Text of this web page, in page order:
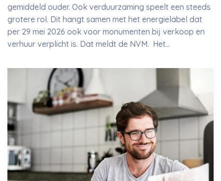
gemiddeld ouder. Ook verduurzaming speelt een steeds
grotere rol. Dit hangt samen met het energielabel dat
per 29 mei 2026 ook voor monumenten bij verkoop en
verhuur verplicht is. Dat meldt de NVM. Het…